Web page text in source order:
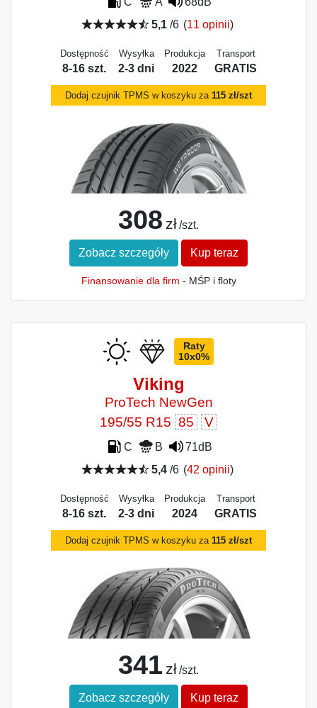
5,1/6 (11 opinii)
Dostępność
8-16 szt.
Wysyłka
2-3 dni
Produkcja
2022
Transport
GRATIS
Dodaj czujnik TPMS w koszyku za 115 zł/szt
308 zł /szt.
Zobacz szczegóły Kup teraz
Finansowanie dla firm - MŚP i floty
Raty
10x0%
Viking
ProTech NewGen
195/55 R15 85 V
C B
71dB
5,4/6 (42 opinii)
Dostępność
8-16 szt.
Wysyłka
2-3 dni
Produkcja
2024
Transport
GRATIS
Dodaj czujnik TPMS w koszyku za 115 zł/szt
341 zł /szt.
Zobacz szczegóły Kup teraz